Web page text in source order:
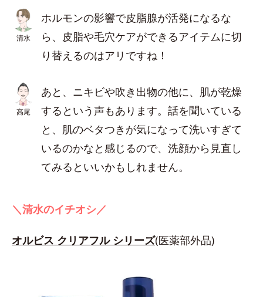
清水
ホルモンの影響で皮脂腺が活発になるな
ら、皮脂や毛穴ケアができるアイテムに切
り替えるのはアリですね！
高尾
あと、ニキビや吹き出物の他に、肌が乾燥
するという声もあります。話を聞いている
と、肌のベタつきが気になって洗いすぎて
いるのかなと感じるので、洗顔から見直し
てみるといいかもしれません。
＼清水のイチオシ／
オルビス クリアフル シリーズ(医薬部外品)